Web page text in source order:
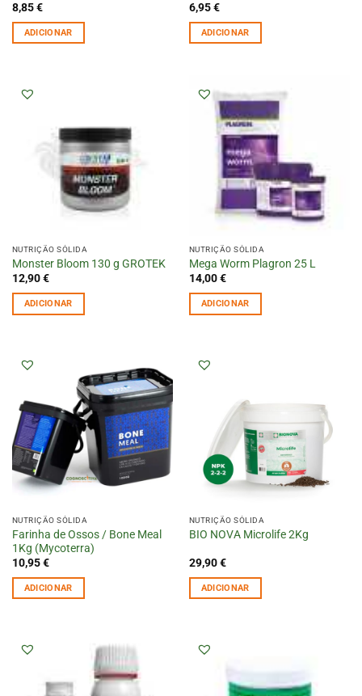
8,85€
ADICIONAR
6,95€
ADICIONAR
NUTRIÇÃO SÓLIDA
Monster Bloom 130 g GROTEK
12,90€
ADICIONAR
NUTRIÇÃO SÓLIDA
Mega Worm Plagron 25 L
14,00€
ADICIONAR
NUTRIÇÃO SÓLIDA
Farinha de Ossos / Bone Meal
1Kg (Mycoterra)
10,95€
ADICIONAR
NUTRIÇÃO SÓLIDA
BIO NOVA Microlife 2Kg
29,90€
ADICIONAR